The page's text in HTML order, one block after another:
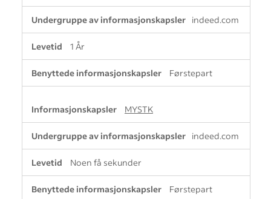
indeed.com
1 År
Førstepart
MYSTK
indeed.com
Noen få sekunder
Førstepart